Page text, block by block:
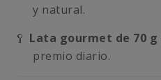
y natural.
🥄 Lata gourmet de 70 g
premio diario.